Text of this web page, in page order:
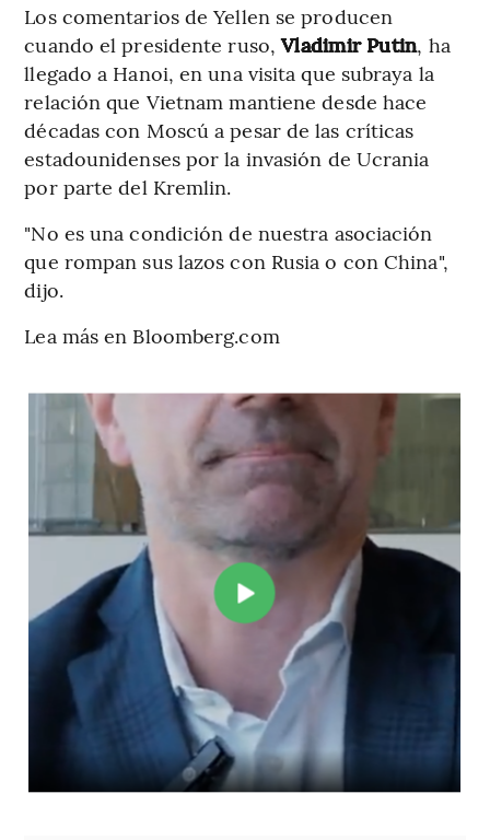
Los comentarios de Yellen se producen
cuando el presidente ruso,Vladimir Putin, ha
llegado a Hanoi, en una visita que subraya la
relación que Vietnam mantiene desde hace
décadas con Moscú a pesar de las críticas
estadounidenses por la invasión de Ucrania
por parte del Kremlin.
"No es una condición de nuestra asociación
que rompan sus lazos con Rusia o con China",
dijo.
Lea más en Bloomberg.com